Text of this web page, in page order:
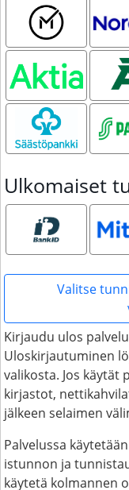
Mobiilivarmenne
Aktia
Säästöpankki S-
Ulkomaiset
Bank ID
Valitse
Kirjaudu ulos
Uloskirjautuminen
valikosta. Jos käytät
kirjastot,
jälkeen selaimen
Palvelussa
istunnon ja
käytetä kolmannen